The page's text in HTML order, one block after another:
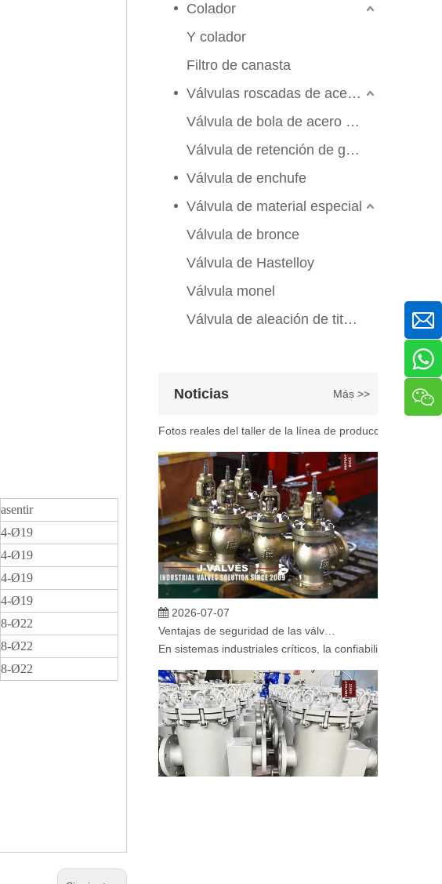
asentir
4-Ø19
4-Ø19
4-Ø19
4-Ø19
8-Ø22
8-Ø22
8-Ø22
Colador
Y colador
Filtro de canasta
Válvulas roscadas de acero inoxidable
Válvula de bola de acero inoxidable
Válvula de retención de globo de compuerta
Válvula de enchufe
Válvula de material especial
Válvula de bronce
Válvula de Hastelloy
Válvula monel
Válvula de aleación de titanio
Noticias Más >>
En ingeniería marina, plataformas marinas y entornos
Fotos reales del taller de la línea de producción de
2026-07-07
En sistemas industriales críticos, la confiabilidad de las